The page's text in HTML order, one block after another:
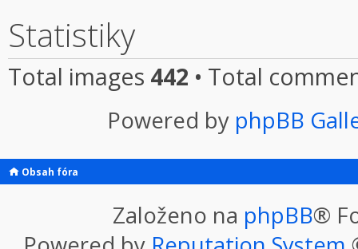
Statistiky
Total images 442 • Total
Powered by phpBB
Obsah fóra
Založeno na phpBB®